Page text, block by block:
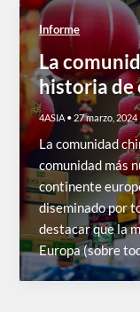
Informe
La
historia de
4ASIA • 27 marzo, 2024
La comunidad
comunidad más
continente
diseminado por
destacar que la
Europa (sobre